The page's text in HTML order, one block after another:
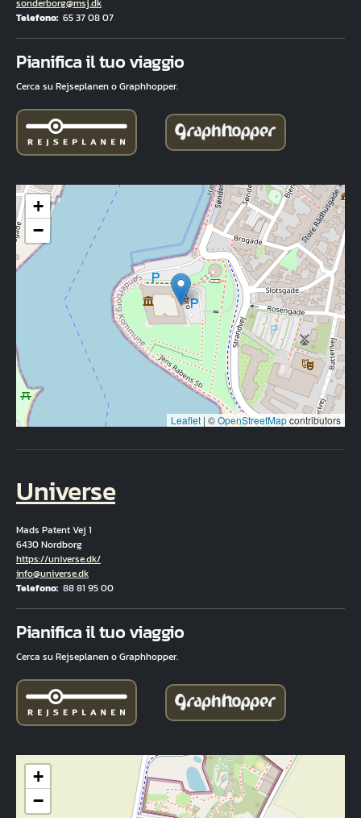
sonderborg@msj.dk
Telefono 65 37 08 07
Pianifica il tuo viaggio
Cerca su Rejseplanen o Graphhopper.
+
−
Leaflet | ©OpenStreetMapcontributors
Universe
Mads Patent Vej 1
6430 Nordborg
Hjemmeside
https://universe.dk/
E-mail
info@universe.dk
Telefono 88 81 95 00
Pianifica il tuo viaggio
Cerca su Rejseplanen o Graphhopper.
+
−